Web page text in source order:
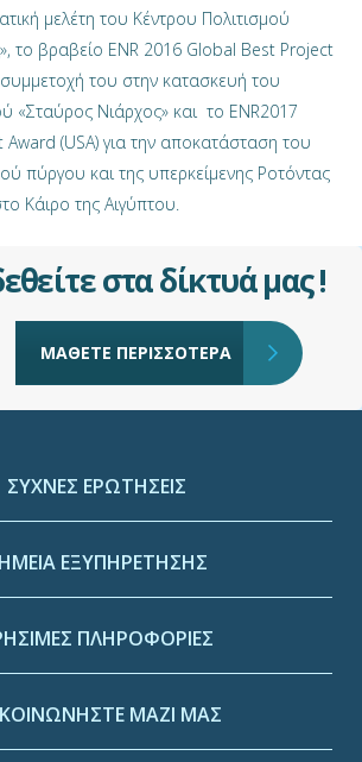
μελέτη του Κέντρου Πολιτισμού
το βραβείο ENR 2016 Global Best Project
συμμετοχή του στην κατασκευή του
«Σταύρος Νιάρχος» και το ENR2017
(USA) για την αποκατάσταση του
πύργου και της υπερκείμενης Ροτόντας
Κάιρο της Αιγύπτου.
στα δίκτυά μας !
ΜΑΘΕΤΕ ΠΕΡΙΣΣΟΤΕΡΑ
ΣΥΧΝΕΣ ΕΡΩΤΗΣΕΙΣ
ΕΞΥΠΗΡΕΤΗΣΗΣ
ΠΛΗΡΟΦΟΡΙΕΣ
ΜΑΖΙ ΜΑΣ